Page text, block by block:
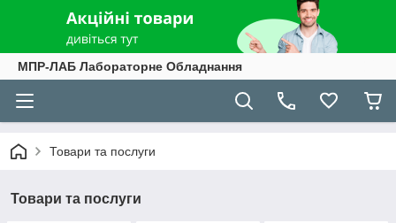
МПР-ЛАБ Лабораторне Обладнання
Товари та послуги
Товари та послуги